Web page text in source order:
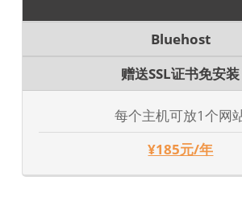
Bluehost
赠送SSL证书免安装
每个主机可放1个网
¥185元/年